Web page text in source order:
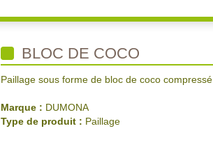
BLOC DE COCO
Paillage sous forme de bloc de coco compressé
Marque : DUMONA
Type de produit : Paillage